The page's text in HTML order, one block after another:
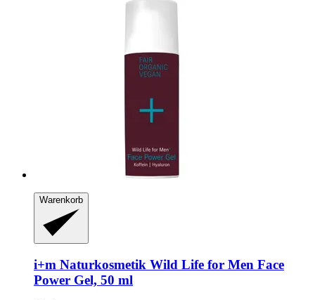
Warenkorb
i+m Naturkosmetik Wild Life for Men Face
Power Gel, 50 ml